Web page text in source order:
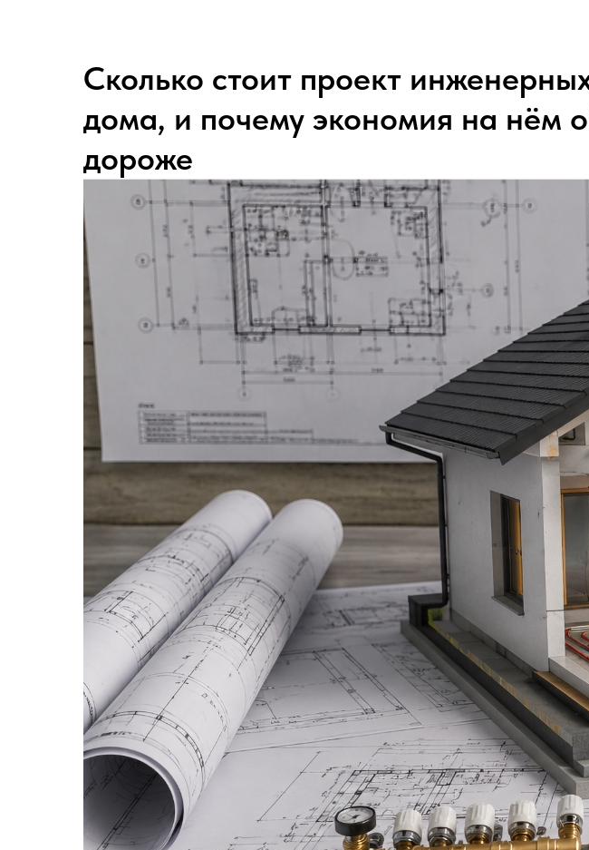
Сколько стоит проект
дома, и почему экономия на нём
дороже